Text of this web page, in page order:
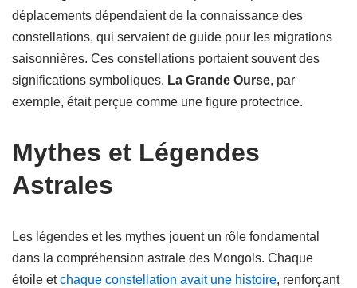
déplacements dépendaient de la connaissance des
constellations, qui servaient de guide pour les migrations
saisonnières. Ces constellations portaient souvent des
significations symboliques. La Grande Ourse, par
exemple, était perçue comme une figure protectrice.
Mythes et Légendes
Astrales
Les légendes et les mythes jouent un rôle fondamental
dans la compréhension astrale des Mongols. Chaque
étoile etchaque constellation avait une histoire, renforçant